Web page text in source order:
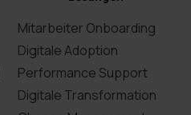
Mitarbeiter Onboarding
Digitale Adoption
Performance Support
Digitale Transformation